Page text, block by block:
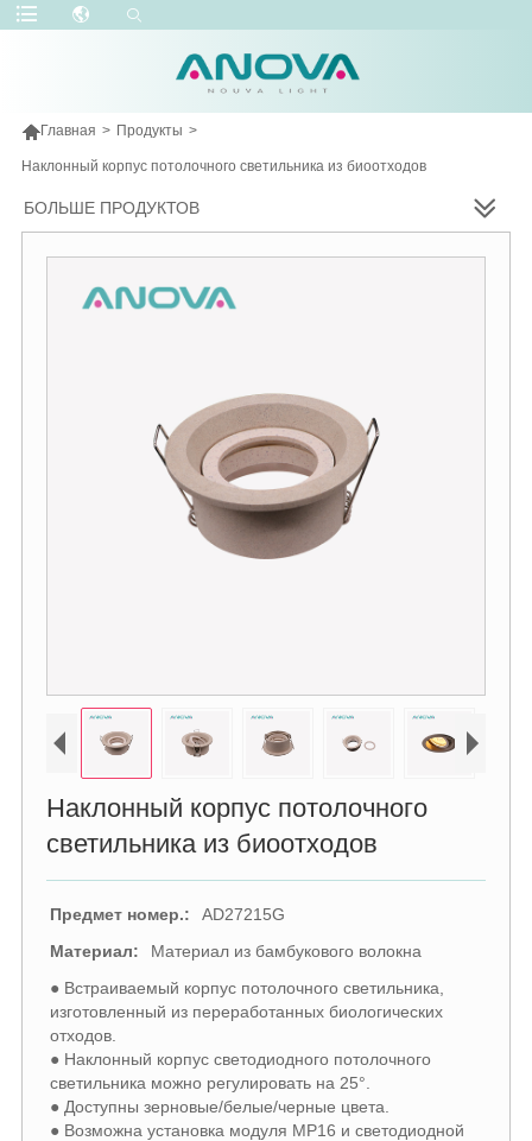
Главная > Продукты >
Наклонный корпус потолочного светильника из биоотходов
БОЛЬШЕ ПРОДУКТОВ
Наклонный корпус потолочного
светильника из биоотходов
Предмет номер.:
AD27215G
Материал:
Материал из бамбукового волокна
● Встраиваемый корпус потолочного светильника,
изготовленный из переработанных биологических
отходов.
● Наклонный корпус светодиодного потолочного
светильника можно регулировать на 25°.
● Доступны зерновые/белые/черные цвета.
● Возможна установка модуля МР16 и светодиодной